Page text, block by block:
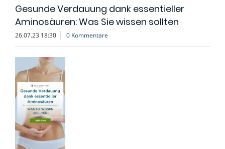
Gesunde Verdauung dank essentieller
Aminosäuren: Was Sie wissen sollten
26.07.23 18:30 0 Kommentare